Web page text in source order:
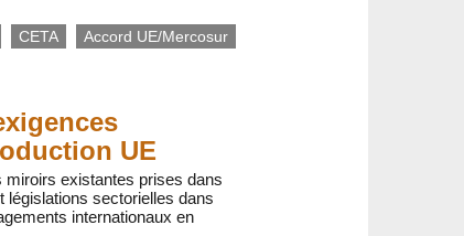
CETA
Accord UE/Mercosur
UE
miroirs existantes prises dans
législations sectorielles dans
internationaux en